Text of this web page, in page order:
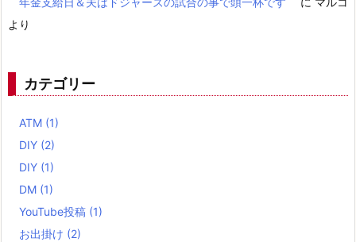
より
カテゴリー
ATM (1)
DIY (2)
DIY (1)
DM (1)
YouTube投稿 (1)
お出掛け (2)